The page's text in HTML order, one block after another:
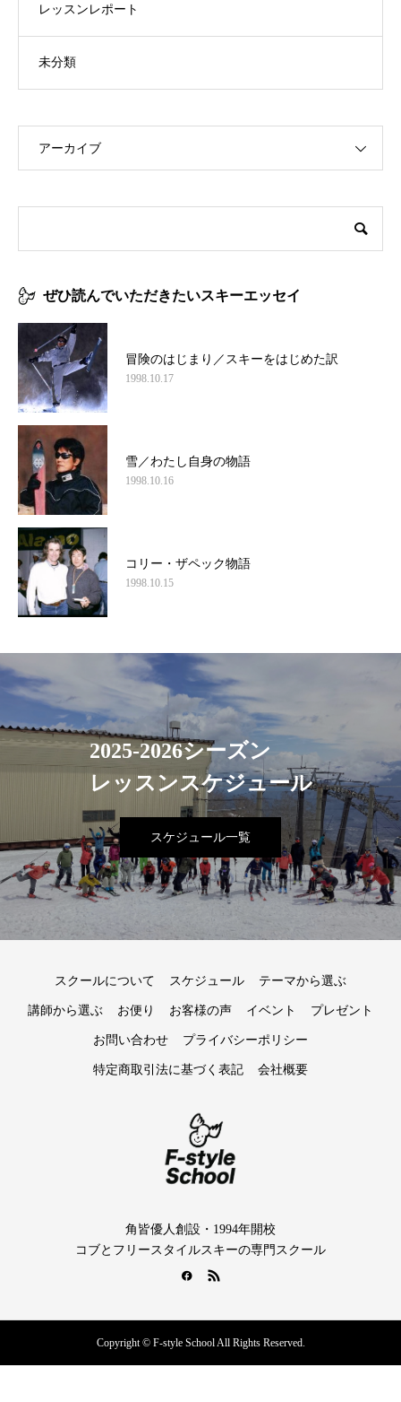
レッスンレポート
未分類
アーカイブ
ぜひ読んでいただきたいスキーエッセイ
冒険のはじまり／スキーをはじめた訳
1998.10.17
雪／わたし自身の物語
1998.10.16
コリー・ザペック物語
1998.10.15
2025-2026シーズン
レッスンスケジュール
スケジュール一覧
スクールについて スケジュール テーマから選ぶ
講師から選ぶ お便り お客様の声 イベント プレゼント
お問い合わせ プライバシーポリシー
特定商取引法に基づく表記 会社概要
角皆優人創設・1994年開校
コブとフリースタイルスキーの専門スクール
Copyright © F-style School All Rights Reserved.